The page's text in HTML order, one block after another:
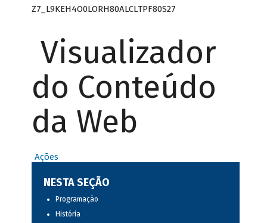
Z7_L9KEH4O0LORH80ALCLTPF80S27
Visualizador
do Conteúdo
da Web
Ações
NESTA SEÇÃO
Programação
História